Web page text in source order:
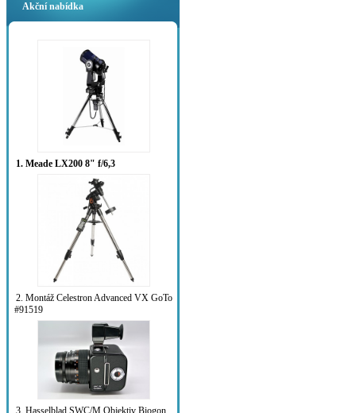
Akční nabídka
1. Meade LX200 8" f/6,3
2. Montáž Celestron Advanced VX GoTo
#91519
3. Hasselblad SWC/M Objektiv Biogon